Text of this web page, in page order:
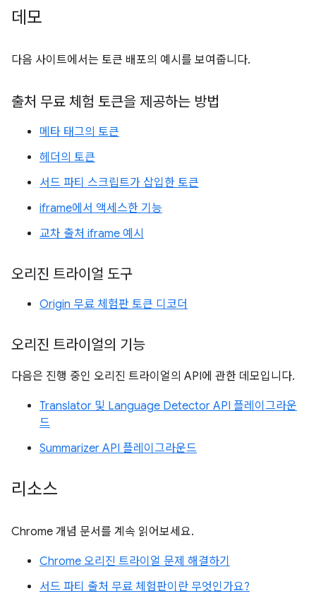
데모
다음 사이트에서는 토큰 배포의 예시를 보여줍니다.
출처 무료 체험 토큰을 제공하는 방법
메타 태그의 토큰
헤더의 토큰
서드 파티 스크립트가 삽입한 토큰
iframe에서 액세스한 기능
교차 출처 iframe 예시
오리진 트라이얼 도구
Origin 무료 체험판 토큰 디코더
오리진 트라이얼의 기능
다음은 진행 중인 오리진 트라이얼의 API에 관한 데모입니다.
Translator 및 Language Detector API 플레이그라운
드
Summarizer API 플레이그라운드
리소스
Chrome 개념 문서를 계속 읽어보세요.
Chrome 오리진 트라이얼 문제 해결하기
서드 파티 출처 무료 체험판이란 무엇인가요?